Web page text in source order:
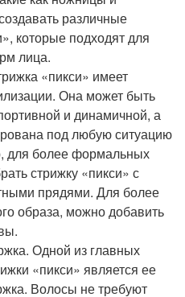
различные
которые подходят для
лица.
«пикси» имеет
Она может быть
и динамичной, а
под любую ситуацию
для более формальных
стрижку «пикси» с
прядями. Для более
образа, можно добавить
Одной из главных
«пикси» является ее
Волосы не требуют